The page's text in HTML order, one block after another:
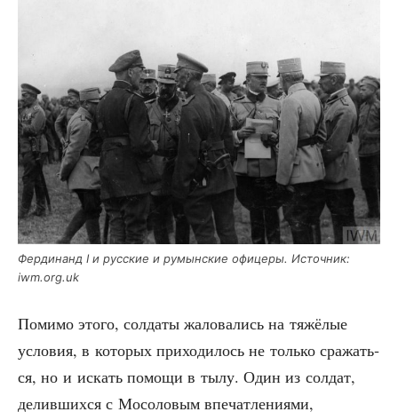
Фер­ди­нанд I и рус­ские и румын­ские офи­це­ры. Источ­ник:
iwm.org.uk
Поми­мо это­го, сол­да­ты жало­ва­лись на тяжё­лые
усло­вия, в кото­рых при­хо­ди­лось не толь­ко сра­жать­
ся, но и искать помо­щи в тылу. Один из сол­дат,
делив­ших­ся с Мосо­ло­вым впе­чат­ле­ни­я­ми,